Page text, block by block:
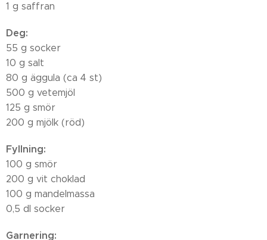
1 g saffran
Deg:
55 g socker
10 g salt
80 g äggula (ca 4 st)
500 g vetemjöl
125 g smör
200 g mjölk (röd)
Fyllning:
100 g smör
200 g vit choklad
100 g mandelmassa
0,5 dl socker
Garnering: